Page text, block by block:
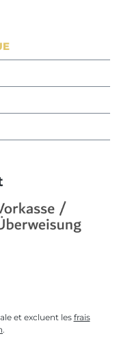
et excluent les frais
.